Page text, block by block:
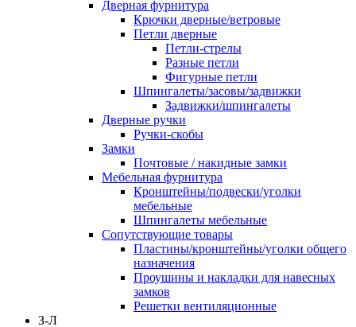
Дверная фурнитура
Крючки дверные/ветровые
Петли дверные
Петли-стрелы
Разные петли
Фигурные петли
Шпингалеты/засовы/задвижки
Задвижки/шпингалеты
Дверные ручки
Ручки-скобы
Замки
Почтовые / накидные замки
Мебельная фурнитура
Кронштейны/подвески/уголки
мебельные
Шпингалеты мебельные
Сопутствующие товары
Пластины/кронштейны/уголки общего
назначения
Проушины и накладки для навесных
замков
Решетки вентиляционные
З-Л